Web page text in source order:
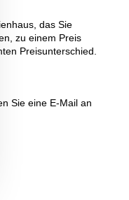
das Sie
zu einem Preis
Preisunterschied.
Sie eine E-Mail an